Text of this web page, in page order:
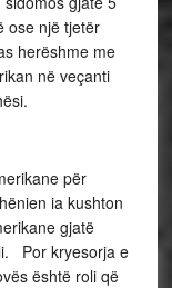
ose një tjetër
herëshme me
në veçanti
për
ia kushton
gjatë
Por kryesorja e
është roli që